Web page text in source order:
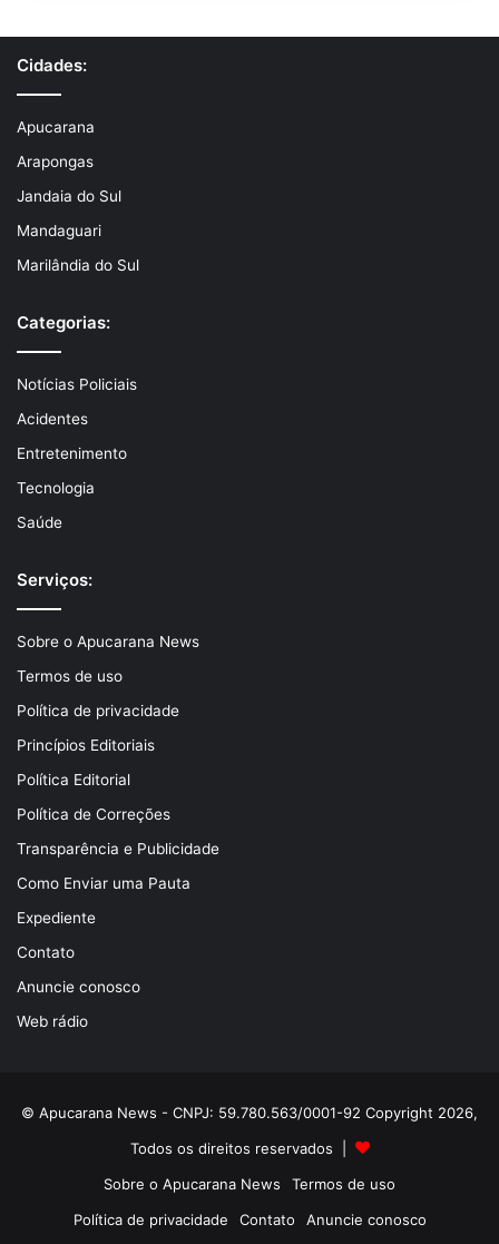
Cidades:
Apucarana
Arapongas
Jandaia do Sul
Mandaguari
Marilândia do Sul
Categorias:
Notícias Policiais
Acidentes
Entretenimento
Tecnologia
Saúde
Serviços:
Sobre o Apucarana News
Termos de uso
Política de privacidade
Princípios Editoriais
Política Editorial
Política de Correções
Transparência e Publicidade
Como Enviar uma Pauta
Expediente
Contato
Anuncie conosco
Web rádio
© Apucarana News - CNPJ: 59.780.563/0001-92 Copyright 2026,
Todos os direitos reservados |
Sobre o Apucarana News
Termos de uso
Política de privacidade
Contato Anuncie conosco